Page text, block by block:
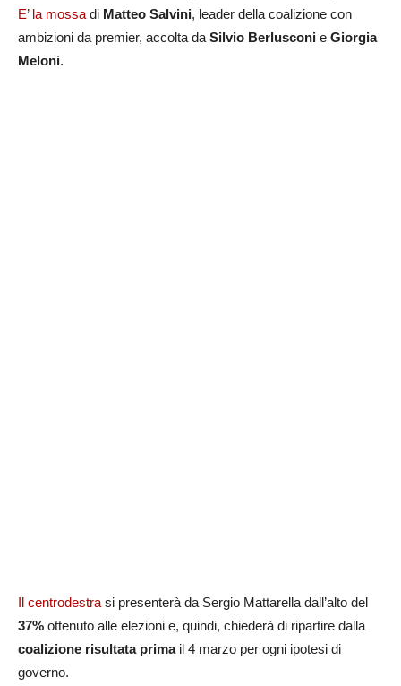
E’ la mossa di Matteo Salvini, leader della coalizione con
ambizioni da premier, accolta da Silvio Berlusconi e Giorgia
Meloni.
Il centrodestra si presenterà da Sergio Mattarella dall’alto del
37% ottenuto alle elezioni e, quindi, chiederà di ripartire dalla
coalizione risultata primail 4 marzo per ogni ipotesi di
governo.